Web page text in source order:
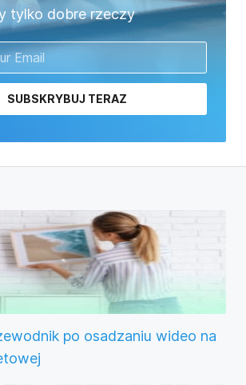
tylko dobre rzeczy
SUBSKRYBUJ TERAZ
po osadzaniu wideo na